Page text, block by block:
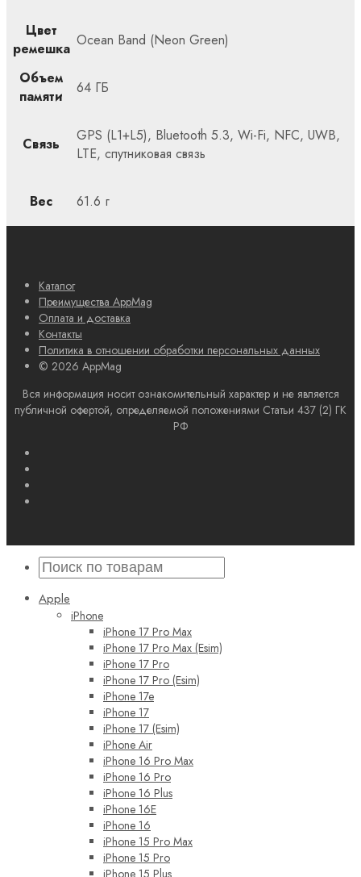
Цвет
ремешка Ocean Band (Neon Green)
Объем
памяти
64 ГБ
Связь
GPS (L1+L5), Bluetooth 5.3, Wi-Fi, NFC, UWB,
LTE, спутниковая связь
Вес 61.6 г
Каталог
Преимущества AppMag
Оплата и доставка
Контакты
Политика в отношении обработки персональных данных
© 2026 AppMag
Вся информация носит ознакомительный характер и не является
публичной офертой, определяемой положениями Статьи 437 (2) ГК
РФ
Apple
iPhone
iPhone 17 Pro Max
iPhone 17 Pro Max (Esim)
iPhone 17 Pro
iPhone 17 Pro (Esim)
iPhone 17e
iPhone 17
iPhone 17 (Esim)
iPhone Air
iPhone 16 Pro Max
iPhone 16 Pro
iPhone 16 Plus
iPhone 16E
iPhone 16
iPhone 15 Pro Max
iPhone 15 Pro
iPhone 15 Plus